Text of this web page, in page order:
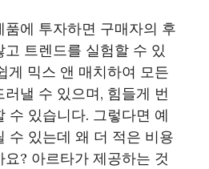
에 투자하면 구매자의 후
트렌드를 실험할 수 있
게 믹스 앤 매치하여 모든
낼 수 있으며, 힘들게 번
수 있습니다. 그렇다면 예
수 있는데 왜 더 적은 비용
? 아르타가 제공하는 것